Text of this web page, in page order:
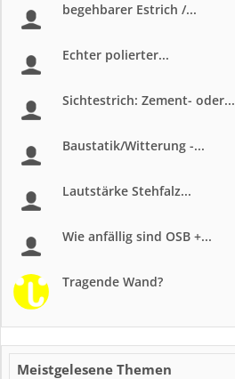
begehbarer Estrich /...
Echter polierter...
Sichtestrich: Zement- oder...
Baustatik/Witterung -...
Lautstärke Stehfalz...
Wie anfällig sind OSB +...
Tragende Wand?
Meistgelesene Themen